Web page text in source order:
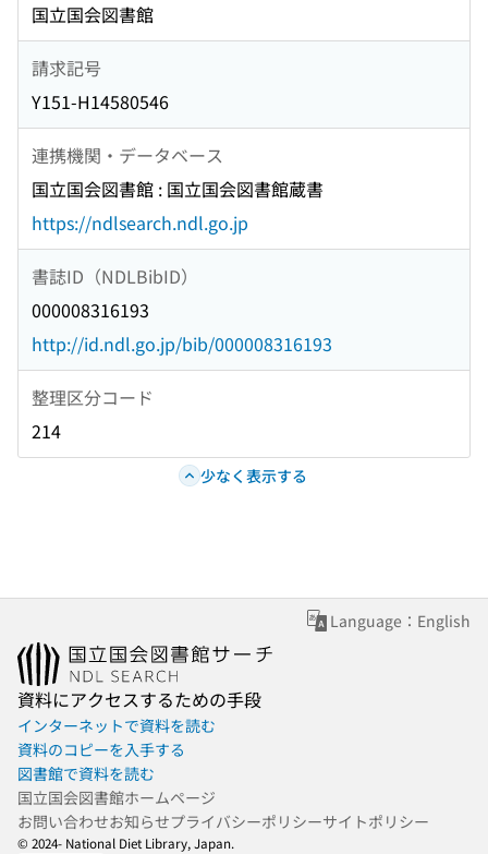
国立国会図書館
請求記号
Y151-H14580546
連携機関・データベース
国立国会図書館 : 国立国会図書館蔵書
https://ndlsearch.ndl.go.jp
書誌ID（NDLBibID）
000008316193
http://id.ndl.go.jp/bib/000008316193
整理区分コード
214
少なく表示する
Language：English
資料にアクセスするための手段
インターネットで資料を読む
資料のコピーを入手する
図書館で資料を読む
国立国会図書館ホームページ
お問い合わせお知らせプライバシーポリシーサイトポリシー
© 2024- National Diet Library, Japan.